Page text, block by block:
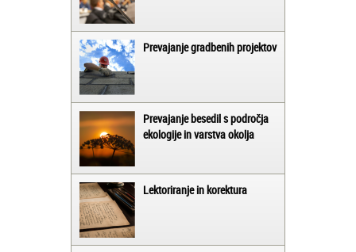
Prevajanje gradbenih projektov
Prevajanje besedil s področja
ekologije in varstva okolja
Lektoriranje in korektura